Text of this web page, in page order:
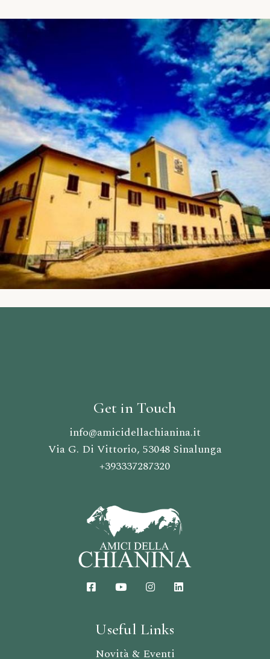
Get in Touch
info@amicidellachianina.it
Via G. Di Vittorio, 53048 Sinalunga
+393337287320
Useful Links
Novità & Eventi